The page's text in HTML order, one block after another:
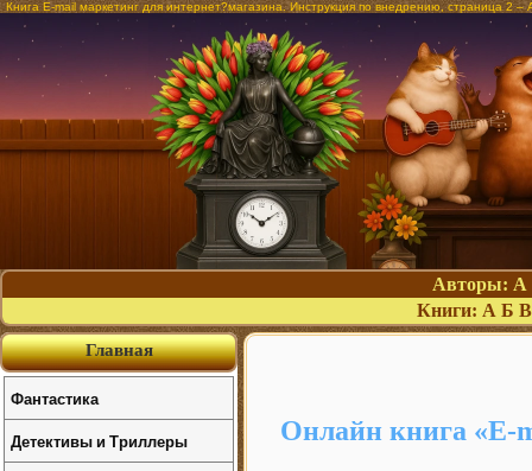
Книга E-mail маркетинг для интернет?магазина. Инструкция по внедрению, страница 2
Авторы: А
Книги: А Б В
Онлайн книга «E-
Главная
Фантастика
Детективы и Триллеры